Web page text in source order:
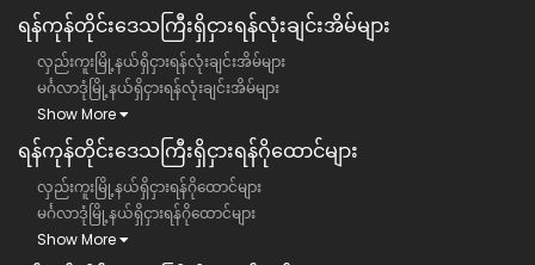
ရန်ကုန်တိုင်းဒေသကြီး​​ရှိငှားရန်လုံးချင်းအိမ်များ
လှည်းကူးမြို့နယ်ရှိငှားရန်လုံးချင်းအိမ်များ
မင်္ဂလာဒုံမြို့နယ်ရှိငှားရန်လုံးချင်းအိမ်များ
Show More
ရန်ကုန်တိုင်းဒေသကြီး​​ရှိငှားရန်ဂိုထောင်များ
လှည်းကူးမြို့နယ်ရှိငှားရန်ဂိုထောင်များ
မင်္ဂလာဒုံမြို့နယ်ရှိငှားရန်ဂိုထောင်များ
Show More